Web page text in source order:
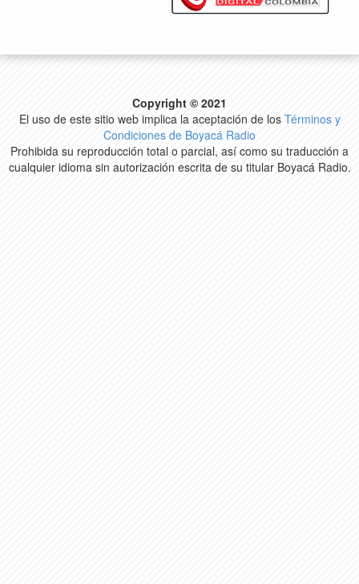
Copyright © 2021
El uso de este sitio web implica la aceptación de los Términos y
Condiciones de Boyacá Radio
Prohibida su reproducción total o parcial, así como su traducción a
cualquier idioma sin autorización escrita de su titular Boyacá Radio.